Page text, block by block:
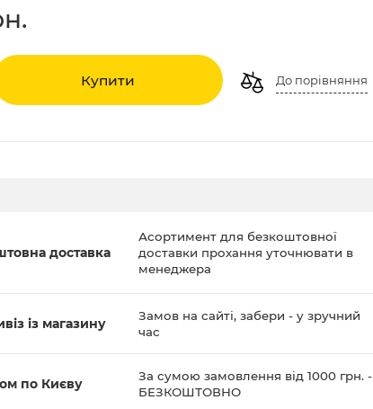
Купити До порівняння
доставка
Асортимент для безкоштовної
доставки прохання уточнювати в
менеджера
із магазину
Замов на сайті, забери - у зручний
час
по Києву
За сумою замовлення від 1000 грн. -
БЕЗКОШТОВНО